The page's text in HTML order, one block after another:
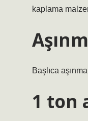
kaplama
Başlıca
1 ton